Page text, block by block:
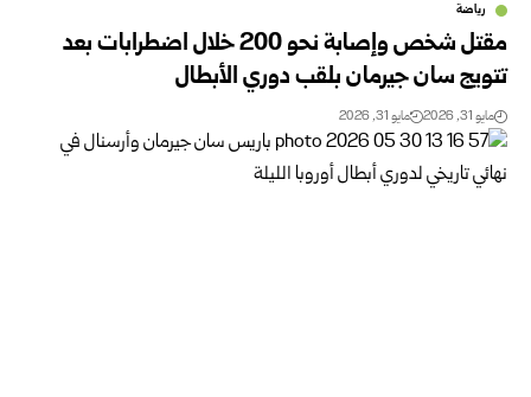
رياضة
مقتل شخص وإصابة نحو 200 خلال اضطرابات بعد
تتويج سان جيرمان بلقب دوري الأبطال
مايو 31, 2026 مايو 31, 2026